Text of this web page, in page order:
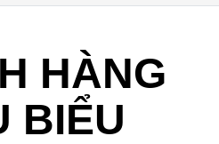
HÀNG
BIỂU